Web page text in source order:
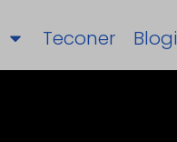
Teconer Blogi